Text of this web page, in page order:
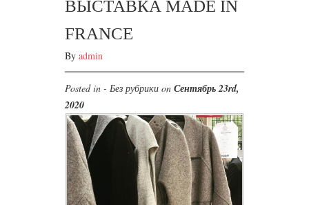
ВЫСТАВКА MADE IN
FRANCE
By admin
Posted in - Без рубрики on Сентябрь 23rd,
2020